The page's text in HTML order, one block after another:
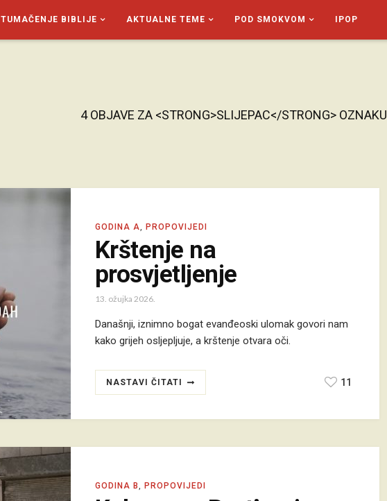
TUMAČENJE BIBLIJE AKTUALNE TEME POD SMOKVOM IPOP
4 OBJAVE ZA <STRONG>SLIJEPAC</STRONG> OZNAKU
GODINA A, PROPOVIJEDI
Krštenje na
prosvjetljenje
13. ožujka 2026.
Današnji, iznimno bogat evanđeoski ulomak govori nam
kako grijeh osljepljuje, a krštenje otvara oči.
NASTAVI ČITATI 11
GODINA B, PROPOVIJEDI